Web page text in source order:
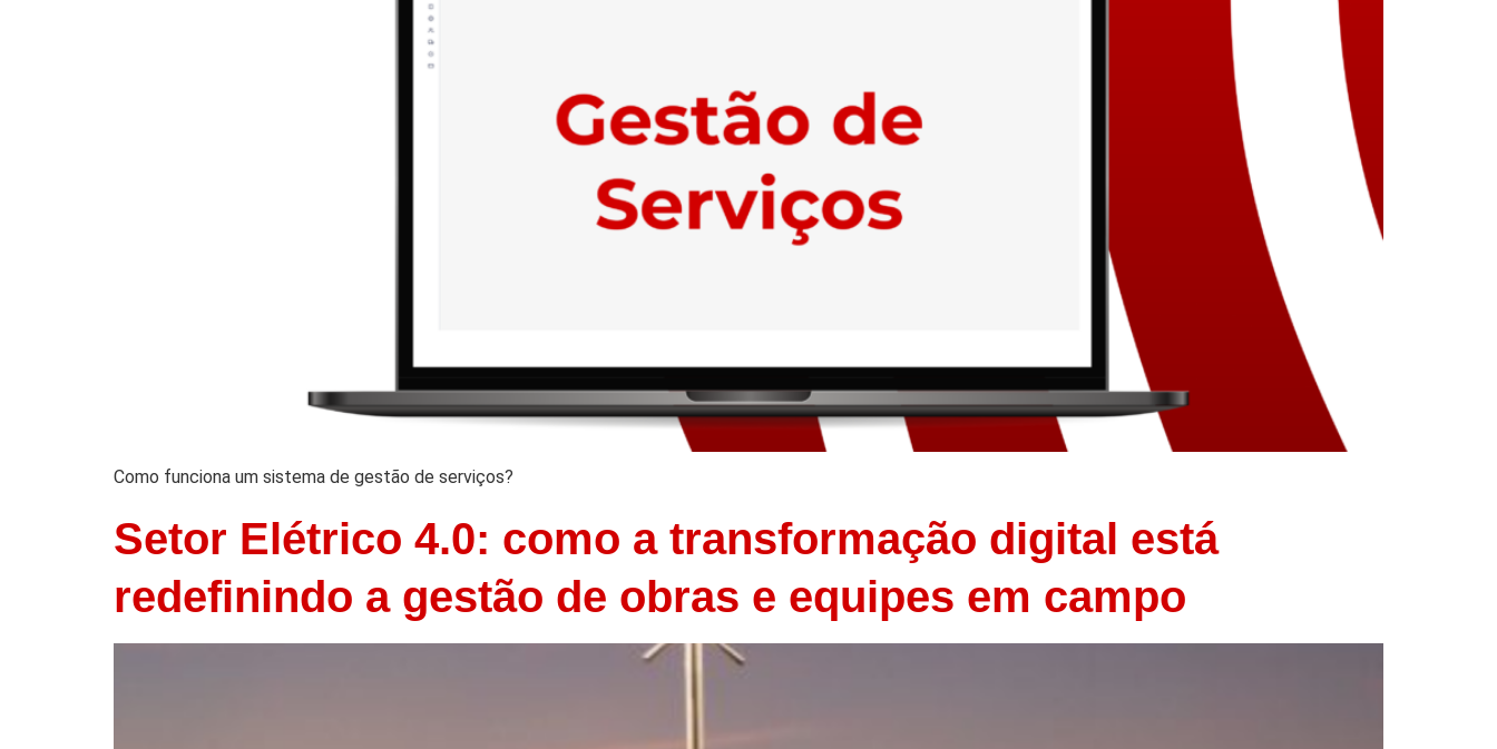
Como funciona um sistema de gestão de serviços?
Setor Elétrico 4.0: como a transformação digital está
redefinindo a gestão de obras e equipes em campo